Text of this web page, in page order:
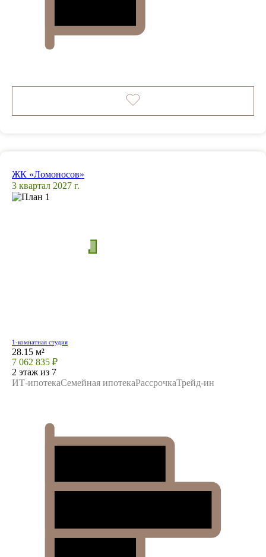
ЖК «Ломоносов»
3 квартал 2027 г.
1-комнатная студия
28.15 м²
7 062 835 ₽
2 этаж из 7
ИТ-ипотекаСемейная ипотекаРассрочкаТрейд-ин